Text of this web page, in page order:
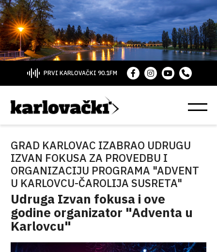
PRVI KARLOVAČKI 90.1FM
GRAD KARLOVAC IZABRAO UDRUGU
IZVAN FOKUSA ZA PROVEDBU I
ORGANIZACIJU PROGRAMA "ADVENT
U KARLOVCU-ČAROLIJA SUSRETA"
Udruga Izvan fokusa i ove
godine organizator "Adventa u
Karlovcu"